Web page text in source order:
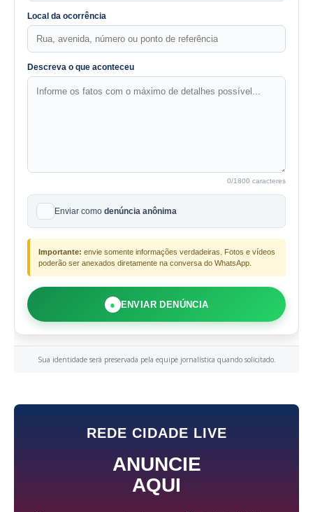
Local da ocorrência
Descreva o que aconteceu
0/1800 caracteres
Enviar como denúncia anônima
Importante: envie somente informações verdadeiras. Fotos e vídeos
poderão ser anexados diretamente na conversa do WhatsApp.
● ENVIAR DENÚNCIA
Sua identidade será preservada pela equipe jornalística quando solicitado.
REDE CIDADE LIVE
ANUNCIE
AQUI